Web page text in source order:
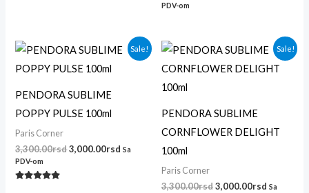
PDV-om
Sale!
PENDORA SUBLIME
POPPY PULSE 100ml
Paris Corner
3,300.00rsd
Originalna
cena
je
3,300.00rsd.
3,000.00rsd
Trenutna
cena
Sa
PDV-om
Sale!
PENDORA SUBLIME
CORNFLOWER DELIGHT
100ml
Paris Corner
3,300.00rsd
Originalna
cena
je
3,000.00rsd
Trenutna
cena
je:
Sa